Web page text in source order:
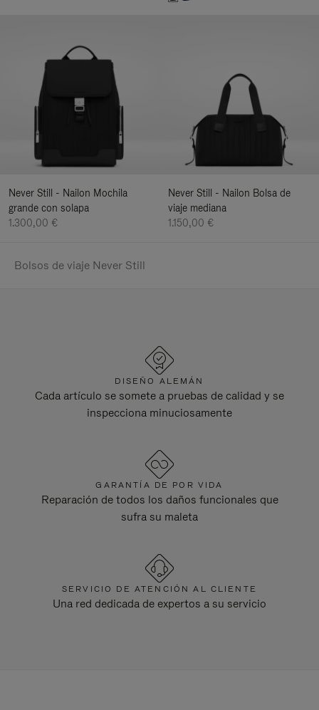
Never Still - Nailon Mochila
grande con solapa
1.300,00 €
Never Still - Nailon Bolsa de
viaje mediana
1.150,00 €
Bolsos de viaje Never Still
DISEÑO ALEMÁN
Cada artículo se somete a pruebas de calidad y se
inspecciona minuciosamente
GARANTÍA DE POR VIDA
Reparación de todos los daños funcionales que
sufra su maleta
SERVICIO DE ATENCIÓN AL CLIENTE
Una red dedicada de expertos a su servicio